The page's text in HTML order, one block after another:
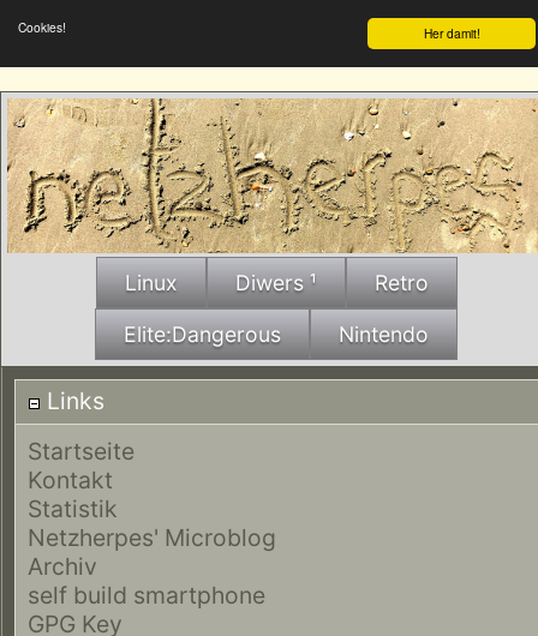
Her damit!
Cookies!
Linux Diwers ¹ Retro
Elite:Dangerous Nintendo
Links
Startseite
Kontakt
Statistik
Netzherpes' Microblog
Archiv
self build smartphone
GPG Key